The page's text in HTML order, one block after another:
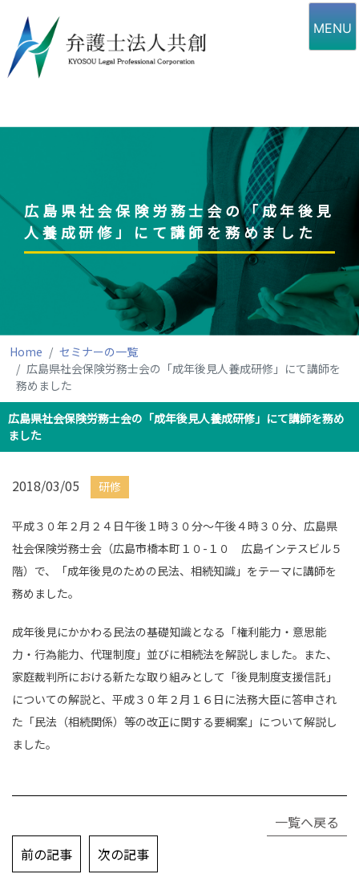
content
MENU
広島県社会保険労務士会の「成年後見
人養成研修」にて講師を務めました
Home
セミナーの一覧
広島県社会保険労務士会の「成年後見人養成研修」にて講師を
務めました
広島県社会保険労務士会の「成年後見人養成研修」にて講師を務め
ました
2018/03/05 研修
平成３０年２月２４日午後１時３０分～午後４時３０分、広島県
社会保険労務士会（広島市橋本町１０-１０ 広島インテスビル５
階）で、「成年後見のための民法、相続知識」をテーマに講師を
務めました。
成年後見にかかわる民法の基礎知識となる「権利能力・意思能
力・行為能力、代理制度」並びに相続法を解説しました。また、
家庭裁判所における新たな取り組みとして「後見制度支援信託」
についての解説と、平成３０年２月１６日に法務大臣に答申され
た「民法（相続関係）等の改正に関する要綱案」について解説し
ました。
投前の記事 次の記事
一覧へ戻る